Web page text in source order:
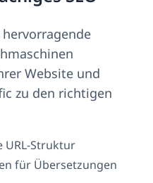
Website und
zu den richtigen
URL-Struktur
für Übersetzungen